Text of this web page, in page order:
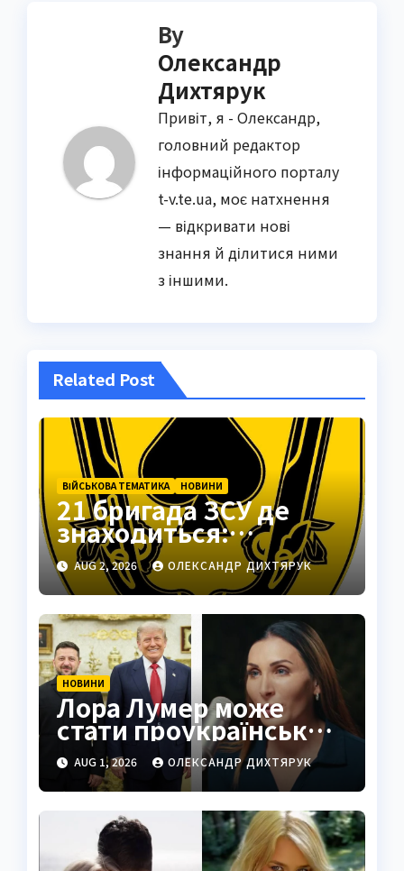
By
Олександр
Дихтярук
Привіт, я - Олександр,
головний редактор
інформаційного порталу
t-v.te.ua, моє натхнення
— відкривати нові
знання й ділитися ними
з іншими.
Related Post
ВІЙСЬКОВА ТЕМАТИКА НОВИНИ
21 бригада ЗСУ де
знаходиться:
Подільськ як
стратегічний центр
AUG 2, 2026 ОЛЕКСАНДР ДИХТЯРУК
НОВИНИ
Лора Лумер може
стати проукраїнським
голосом для Трампа
AUG 1, 2026 ОЛЕКСАНДР ДИХТЯРУК